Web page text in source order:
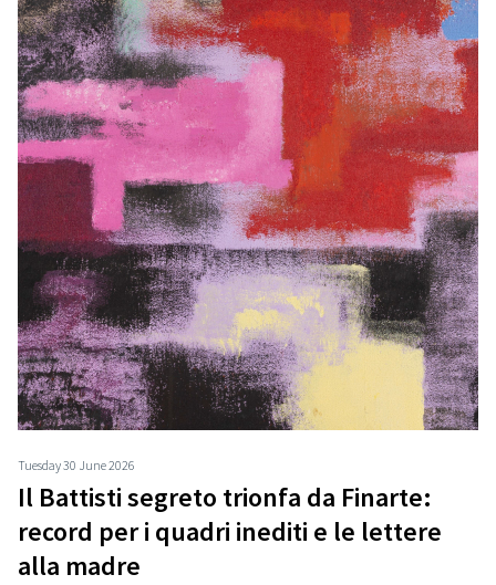
Tuesday 30 June 2026
Il Battisti segreto trionfa da Finarte:
record per i quadri inediti e le lettere
alla madre